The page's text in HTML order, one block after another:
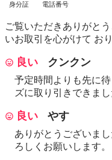
身分証 電話番号
ご覧いただきありがと
いお取引を心がけて お
良い クンクン
予定時間よりも先に
ズに取り引きできま
良い やす
ありがとうございま
ろしくお願いします。